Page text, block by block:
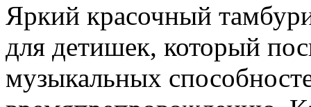
Яркий красочный
для детишек, который
музыкальных